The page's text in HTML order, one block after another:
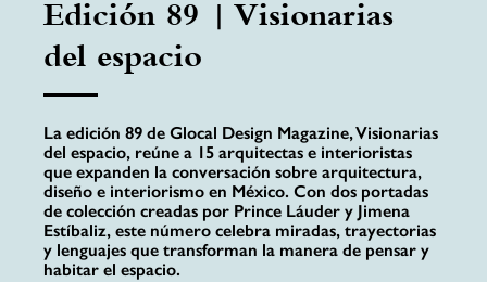
Edición 89 | Visionarias
del espacio
La edición 89 de Glocal Design Magazine, Visionarias
del espacio, reúne a 15 arquitectas e interioristas
que expanden la conversación sobre arquitectura,
diseño e interiorismo en México. Con dos portadas
de colección creadas por Prince Láuder y Jimena
Estíbaliz, este número celebra miradas, trayectorias
y lenguajes que transforman la manera de pensar y
habitar el espacio.